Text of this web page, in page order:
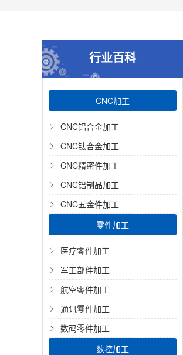
行业百科
CNC加工
CNC铝合金加工
CNC钛合金加工
CNC精密件加工
CNC铝制品加工
CNC五金件加工
零件加工
医疗零件加工
军工部件加工
航空零件加工
通讯零件加工
数码零件加工
数控加工